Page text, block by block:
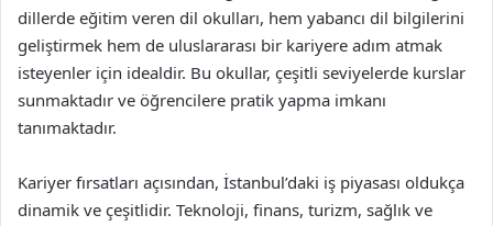
dillerde eğitim veren dil okulları, hem yabancı dil bilgilerini
geliştirmek hem de uluslararası bir kariyere adım atmak
isteyenler için idealdir. Bu okullar, çeşitli seviyelerde kurslar
sunmaktadır ve öğrencilere pratik yapma imkanı
tanımaktadır.
Kariyer fırsatları açısından, İstanbul’daki iş piyasası oldukça
dinamik ve çeşitlidir. Teknoloji, finans, turizm, sağlık ve